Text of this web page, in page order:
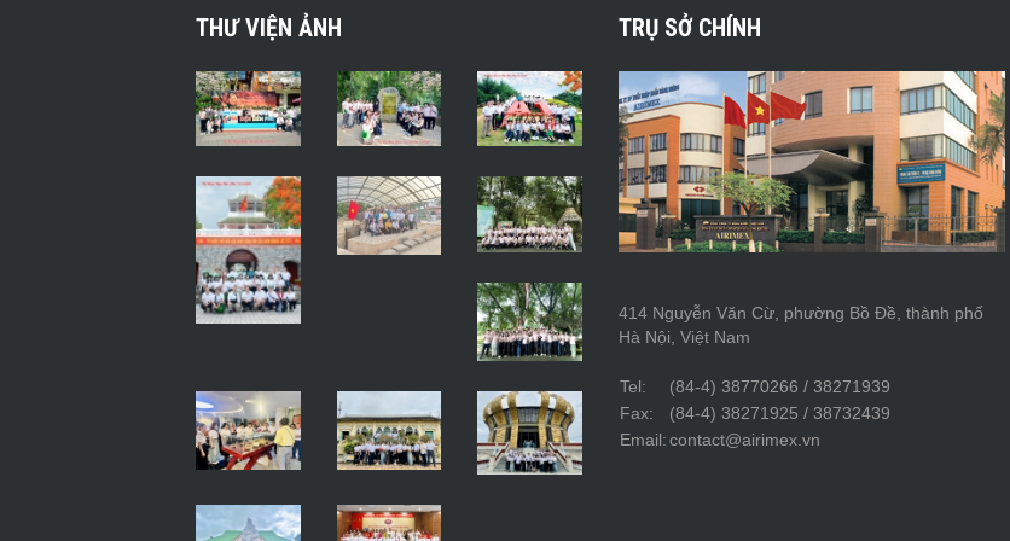
THƯ VIỆN ẢNH TRỤ SỞ CHÍNH
414 Nguyễn Văn Cừ, phường Bồ Đề, thành phố
Hà Nội, Việt Nam
Tel:
(84-4) 38770266 / 38271939
Fax:
(84-4) 38271925 / 38732439
Email:contact@airimex.vn